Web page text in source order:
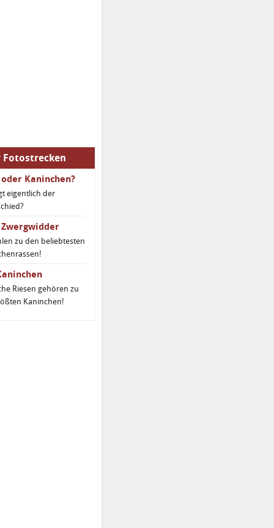
Fotostrecken
Kaninchen?
eigentlich der
Zwergwidder
zu den beliebtesten
Riesen gehören zu
Kaninchen!